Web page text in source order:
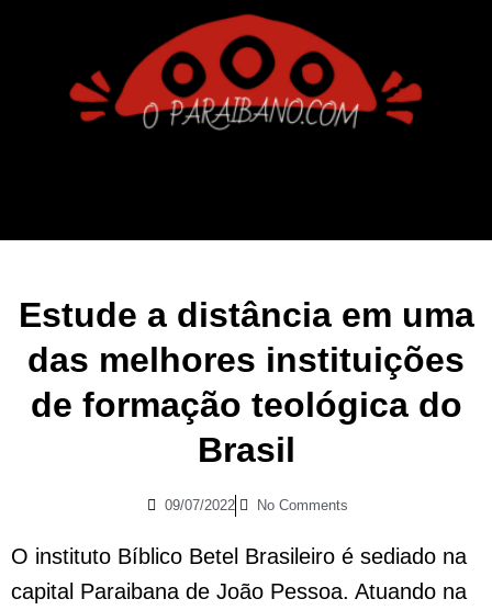
Estude a distância em uma
das melhores instituições
de formação teológica do
Brasil
09/07/2022 No Comments
O instituto Bíblico Betel Brasileiro é sediado na
capital Paraibana de João Pessoa. Atuando na